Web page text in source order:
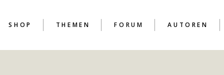
SHOP THEMEN FORUM AUTOREN